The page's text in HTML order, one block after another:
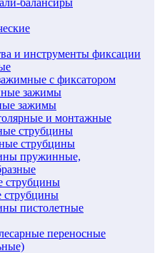
и инструменты фиксации
с фиксатором
зажимы
зажимы
и монтажные
струбцины
струбцины
пружинные,
струбцины
струбцины
пистолетные
переносные